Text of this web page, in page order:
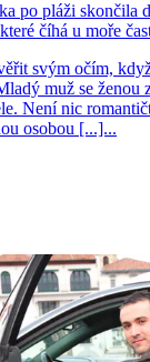
po pláži skončila
číhá u moře
svým očím,
muž se ženou
Není nic
osobou [...]...